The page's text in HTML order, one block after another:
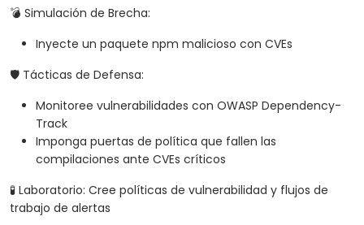
💣 Simulación de Brecha:
Inyecte un paquete npm malicioso con CVEs
🛡️ Tácticas de Defensa:
Monitoree vulnerabilidades con OWASP Dependency-
Track
Imponga puertas de política que fallen las
compilaciones ante CVEs críticos
🧪 Laboratorio: Cree políticas de vulnerabilidad y flujos de
trabajo de alertas